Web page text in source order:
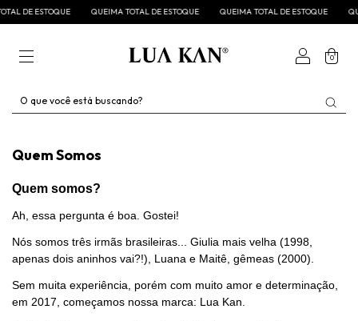
DE ESTOQUE QUEIMA TOTAL DE ESTOQUE QUEIMA TOTAL DE ESTOQUE
0
Quem Somos
Quem somos?
Ah, essa pergunta é boa. Gostei!
Nós somos três irmãs brasileiras... Giulia mais velha (1998,
apenas dois aninhos vai?!), Luana e Maitê, gêmeas (2000).
Sem muita experiência, porém com muito amor e determinação,
em 2017, começamos nossa marca: Lua Kan.